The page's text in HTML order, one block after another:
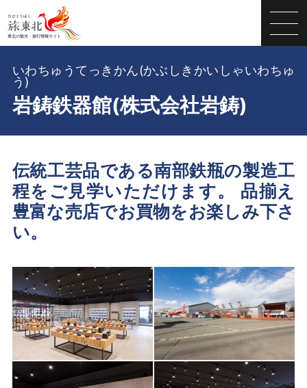
岩鋳鉄器館(株式会社岩鋳)
いわちゅうてっきかん(かぶしきかいしゃいわちゅ
う)
伝統工芸品である南部鉄瓶の製造工
程をご見学いただけます。 品揃え
豊富な売店でお買物をお楽しみ下さ
い。